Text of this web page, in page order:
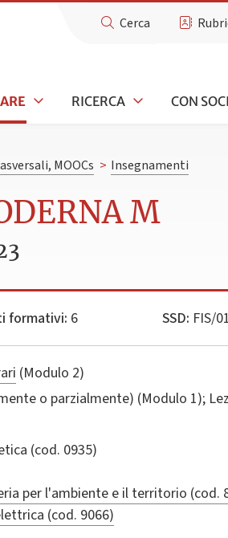
Cerca
RICERCA CON
MOOCs > Insegnamenti
M
formativi: 6 SSD: FIS/01
(Modulo 2)
o parzialmente) (Modulo 1);
(cod. 0935)
per l'ambiente e il territorio (cod.
(cod. 9066)